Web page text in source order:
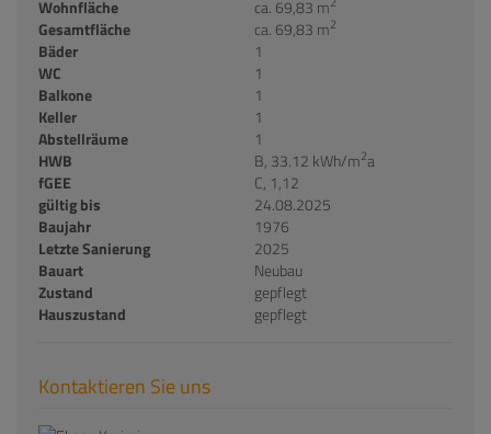
Wohnfläche ca. 69,83 m
Gesamtfläche ca. 69,83 m2
Bäder
1
WC
1
Balkone
1
Keller
1
Abstellräume
1
HWB
B, 33.12 kWh/m2a
fGEE
C, 1,12
gültig bis
24.08.2025
Baujahr
1976
Letzte Sanierung
2025
Bauart
Neubau
Zustand
gepflegt
Hauszustand
gepflegt
Kontaktieren Sie uns